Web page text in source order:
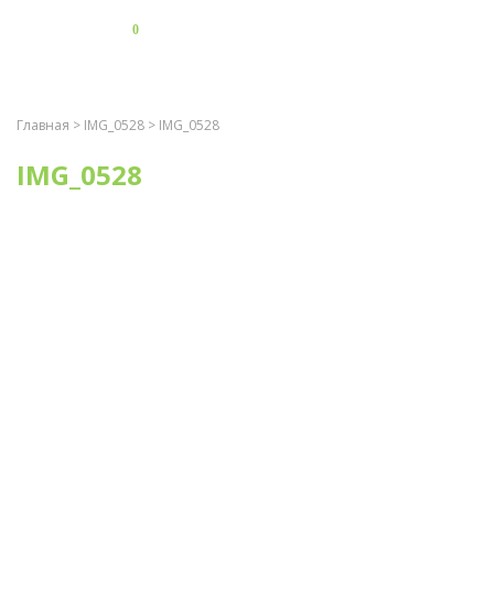
0
Главная > IMG_0528 > IMG_0528
IMG_0528